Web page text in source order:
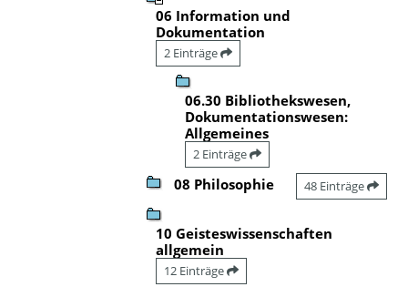
06 Information und
Dokumentation
2 Einträge
06.30 Bibliothekswesen,
Dokumentationswesen:
Allgemeines
2 Einträge
08 Philosophie 48 Einträge
10 Geisteswissenschaften
allgemein
12 Einträge